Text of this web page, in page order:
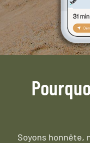
Soyons honnête,